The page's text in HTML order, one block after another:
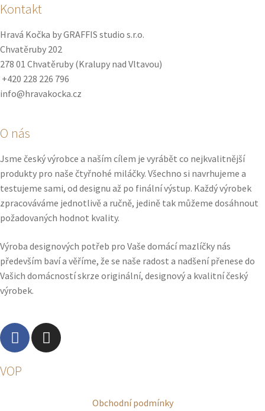
Kontakt
Hravá Kočka by GRAFFIS studio s.r.o.
Chvatěruby 202
278 01 Chvatěruby (Kralupy nad Vltavou)
+420 228 226 796
info@hravakocka.cz
O nás
Jsme český výrobce a naším cílem je vyrábět co nejkvalitnější
produkty pro naše čtyřnohé miláčky. Všechno si navrhujeme a
testujeme sami, od designu až po finální výstup. Každý výrobek
zpracováváme jednotlivě a ručně, jedině tak můžeme dosáhnout
požadovaných hodnot kvality.
Výroba designových potřeb pro Vaše domácí mazlíčky nás
především baví a věříme, že se naše radost a nadšení přenese do
Vašich domácností skrze originální, designový a kvalitní český
výrobek.
VOP
Obchodní podmínky